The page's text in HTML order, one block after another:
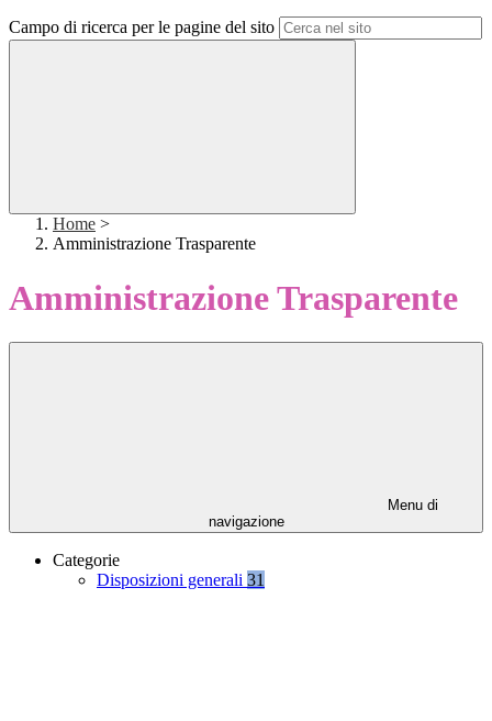
Campo di ricerca per le pagine del sito
Home >
Amministrazione Trasparente
Amministrazione Trasparente
Menu di
navigazione
Categorie
Disposizioni generali 31